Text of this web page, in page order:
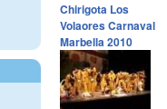
Chirigota Los
Volaores Carnaval
Marbella 2010